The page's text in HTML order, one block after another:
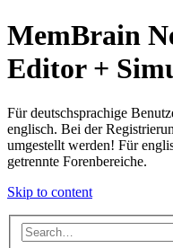
MemBrain
Editor +
Für deutschsprachige
englisch. Bei der
umgestellt werden! Für
getrennte Forenbereiche.
Skip to content